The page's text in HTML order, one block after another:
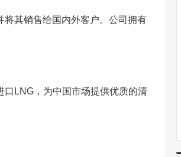
其销售给国内外客户。公司拥有
LNG，为中国市场提供优质的清